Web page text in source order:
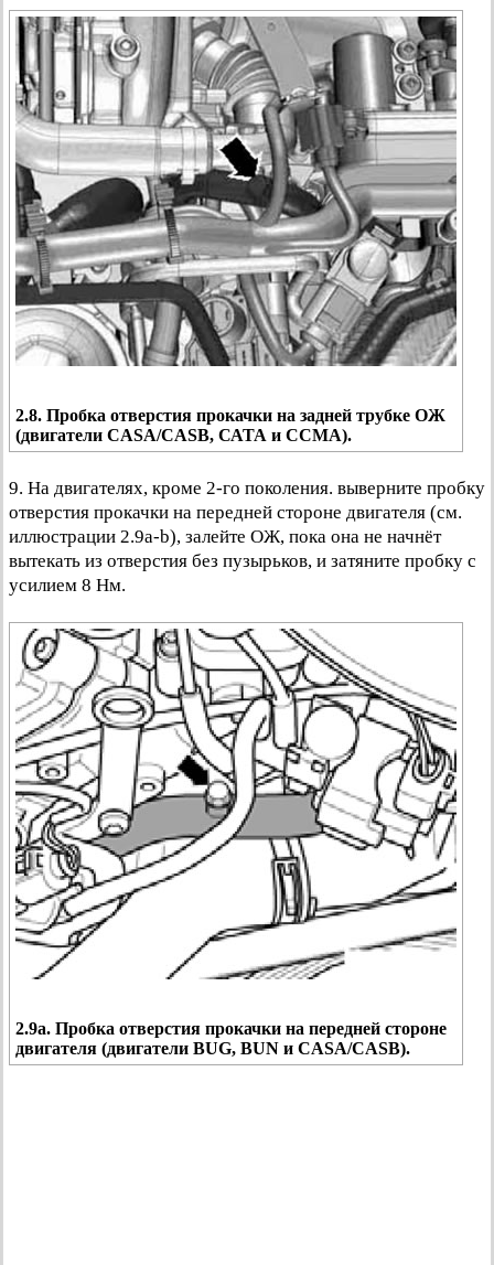
2.8. Пробка отверстия прокачки на задней трубке ОЖ
(двигатели CASA/CASB, САТА и ССМА).
9. На двигателях, кроме 2-го поколения. выверните пробку
отверстия прокачки на передней стороне двигателя (см.
иллюстрации 2.9а-b), залейте ОЖ, пока она не начнёт
вытекать из отверстия без пузырьков, и затяните пробку с
усилием 8 Нм.
2.9а. Пробка отверстия прокачки на передней стороне
двигателя (двигатели BUG, BUN и CASA/CASB).